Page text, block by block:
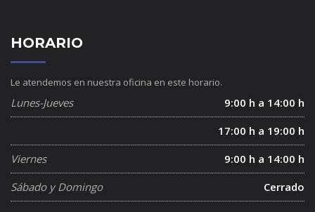
HORARIO
Le atendemos en nuestra oficina en este horario.
Lunes-Jueves
9:00 h a 14:00 h
17:00 h a 19:00 h
Viernes
9:00 h a 14:00 h
Sábado y Domingo
Cerrado